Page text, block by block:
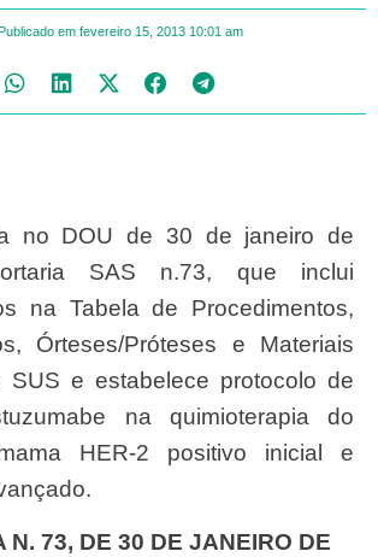
Publicado em fevereiro 15, 2013 10:01 am
SAS n.73, que inclui
na Tabela de Procedimentos,
Órteses/Próteses e Materiais
SUS e estabelece protocolo de
na quimioterapia do
HER-2 positivo inicial e